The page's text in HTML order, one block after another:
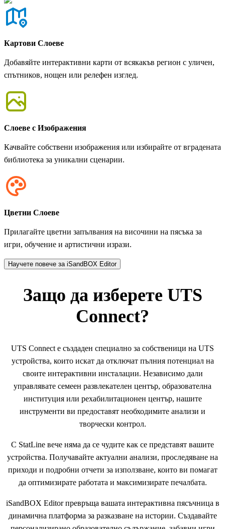
Картови Слоеве
Добавяйте интерактивни карти от всякакъв регион с уличен,
спътников, нощен или релефен изглед.
Слоеве с Изображения
Качвайте собствени изображения или избирайте от вградената
библиотека за уникални сценарии.
Цветни Слоеве
Прилагайте цветни запълвания на височини на пясъка за
игри, обучение и артистични изрази.
Научете повече за iSandBOX Editor
Защо да изберете UTS
Connect?
UTS Connect е създаден специално за собственици на UTS
устройства, които искат да отключат пълния потенциал на
своите интерактивни инсталации. Независимо дали
управлявате семеен развлекателен център, образователна
институция или рехабилитационен център, нашите
инструменти ви предоставят необходимите анализи и
творчески контрол.
С StatLine вече няма да се чудите как се представят вашите
устройства. Получавайте актуални анализи, проследяване на
приходи и подробни отчети за използване, които ви помагат
да оптимизирате работата и максимизирате печалбата.
iSandBOX Editor превръща вашата интерактивна пясъчница в
динамична платформа за разказване на истории. Създавайте